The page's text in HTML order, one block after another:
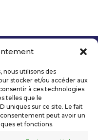
nous utilisons des
stocker et/ou accéder aux
à ces technologies
telles que le
uniques sur ce site. Le fait
peut avoir un
et fonctions.